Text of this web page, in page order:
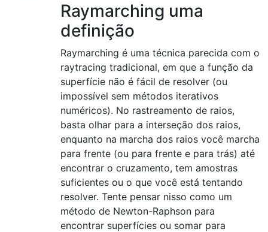
Raymarching uma
definição
Raymarching é uma técnica parecida com o
raytracing tradicional, em que a função da
superfície não é fácil de resolver (ou
impossível sem métodos iterativos
numéricos). No rastreamento de raios,
basta olhar para a interseção dos raios,
enquanto na marcha dos raios você marcha
para frente (ou para frente e para trás) até
encontrar o cruzamento, tem amostras
suficientes ou o que você está tentando
resolver. Tente pensar nisso como um
método de Newton-Raphson para
encontrar superfícies ou somar para